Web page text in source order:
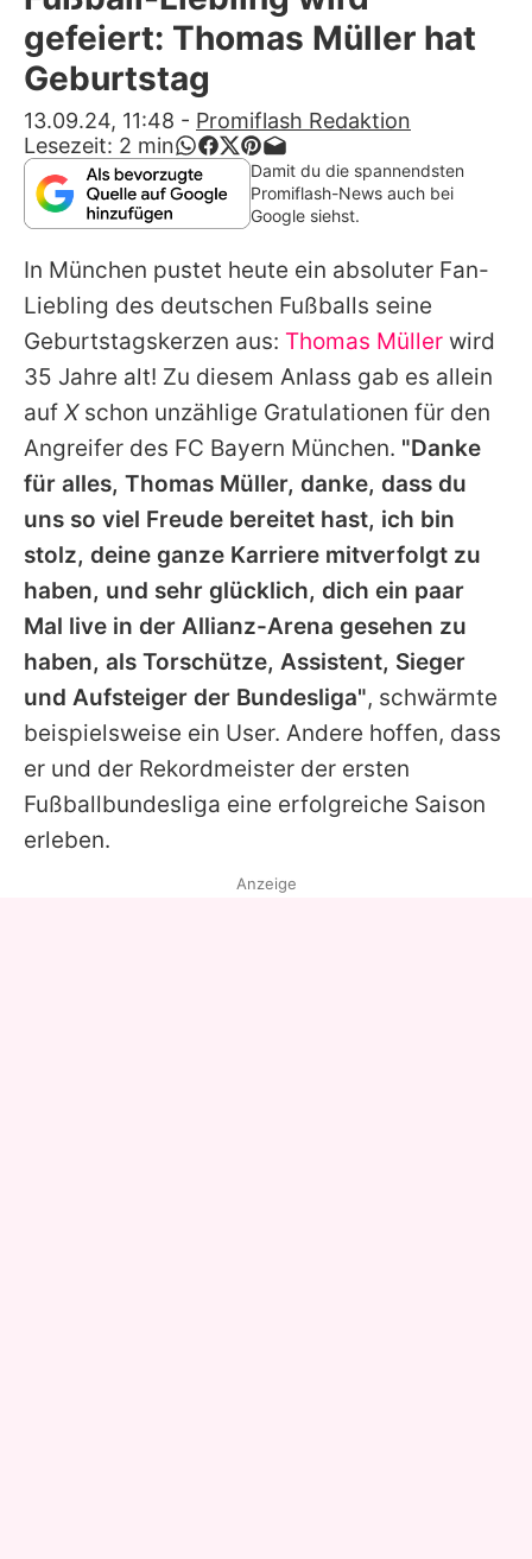
Alle Themen auf Promiflash
App runterladen
Team
Redaktionelle Richtlinien
Impressum
Datenschutzerklärung
Nutzungsbedingungen
Utiq verwalten
gefeiert: Thomas Müller hat
Geburtstag
13.09.24, 11:48 - Promiflash Redaktion
Lesezeit: 2 min
Damit du die spannendsten
Promiflash-News auch bei
Google siehst.
In München pustet heute ein absoluter Fan-
Liebling des deutschen Fußballs seine
Geburtstagskerzen aus: Thomas Müller wird
35 Jahre alt! Zu diesem Anlass gab es allein
auf Xschon unzählige Gratulationen für den
Angreifer des FC Bayern München. "Danke
für alles, Thomas Müller, danke, dass du
uns so viel Freude bereitet hast, ich bin
stolz, deine ganze Karriere mitverfolgt zu
haben, und sehr glücklich, dich ein paar
Mal live in der Allianz-Arena gesehen zu
haben, als Torschütze, Assistent, Sieger
und Aufsteiger der Bundesliga", schwärmte
beispielsweise ein User. Andere hoffen, dass
er und der Rekordmeister der ersten
Fußballbundesliga eine erfolgreiche Saison
erleben.
Anzeige